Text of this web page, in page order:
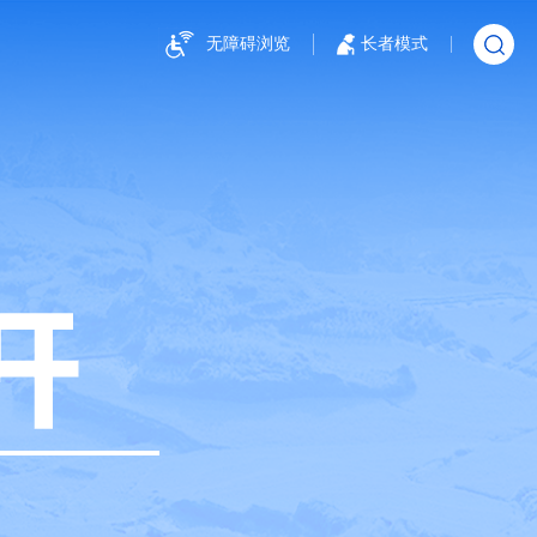
无障碍浏览 长者模式